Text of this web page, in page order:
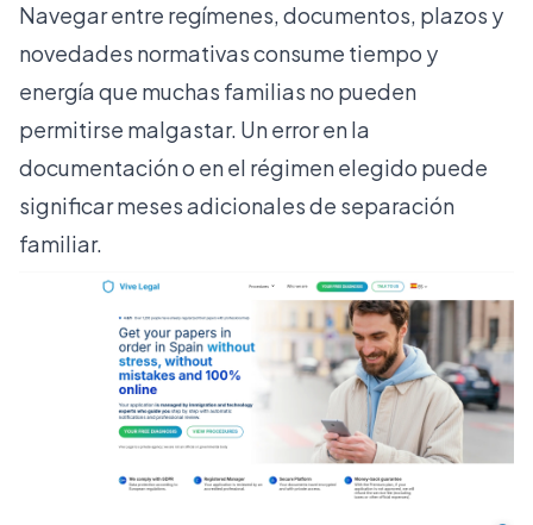
Navegar entre regímenes, documentos, plazos y
novedades normativas consume tiempo y
energía que muchas familias no pueden
permitirse malgastar. Un error en la
documentación o en el régimen elegido puede
significar meses adicionales de separación
familiar.